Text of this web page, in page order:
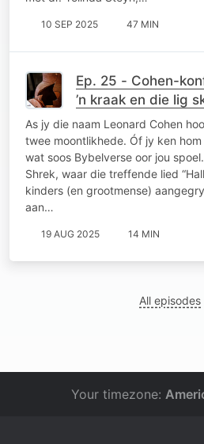
10 SEP 2025 47 MIN
Ep. 25 - Cohen-
’n kraak en die lig
As jy die naam Leonard Cohen
twee moontlikhede. Óf jy ken
wat soos Bybelverse oor jou
Shrek, waar die treffende lied
kinders (en grootmense)
aan…
19 AUG 2025 14 MIN
All episodes
Your timezone: